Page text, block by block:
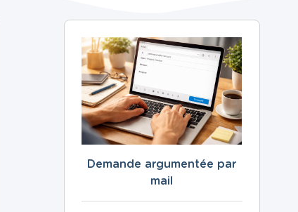
Demande argumentée par
mail